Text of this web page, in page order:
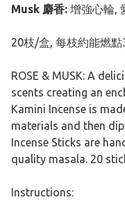
Musk 麝香: 增強心輪,
20枝/盒, 每枝約能燃
ROSE & MUSK: A
scents creating an
Kamini Incense is
materials and then
Incense Sticks are
quality masala. 20
Instructions: